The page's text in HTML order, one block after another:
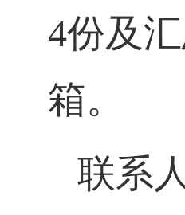
4份及
箱。
联系